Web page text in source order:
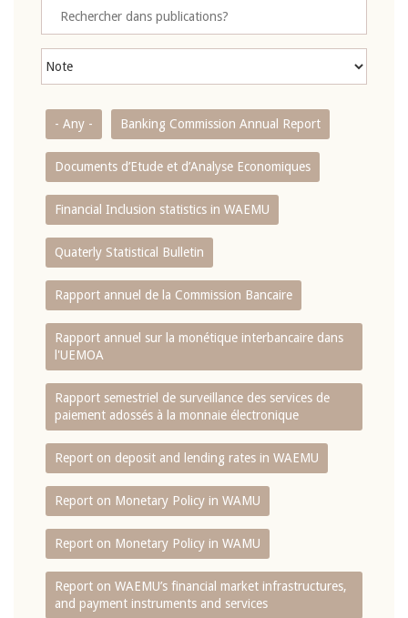
- Any - Banking Commission Annual Report
Documents d’Etude et d’Analyse Economiques
Financial Inclusion statistics in WAEMU
Quaterly Statistical Bulletin
Rapport annuel de la Commission Bancaire
Rapport annuel sur la monétique interbancaire dans
l'UEMOA
Rapport semestriel de surveillance des services de
paiement adossés à la monnaie électronique
Report on deposit and lending rates in WAEMU
Report on Monetary Policy in WAMU
Report on Monetary Policy in WAMU
Report on WAEMU’s financial market infrastructures,
and payment instruments and services